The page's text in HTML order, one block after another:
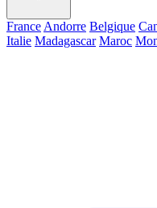
France Andorre Belgique
Italie Madagascar Maroc